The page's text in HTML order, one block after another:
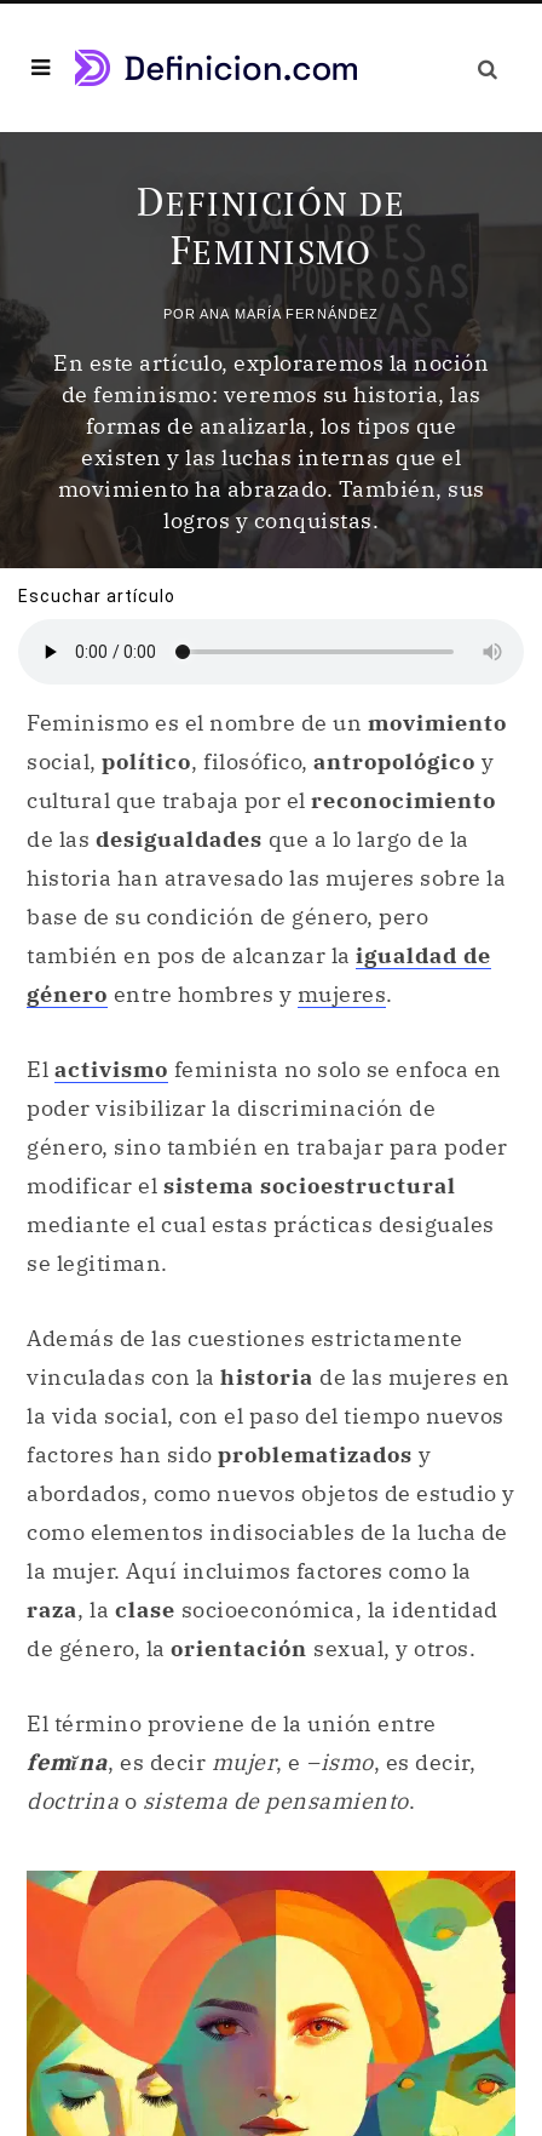
DEFINICIÓN DE
FEMINISMO
PORANA MARÍA FERNÁNDEZ
En este artículo, exploraremos la noción
de feminismo: veremos su historia, las
formas de analizarla, los tipos que
existen y las luchas internas que el
movimiento ha abrazado. También, sus
logros y conquistas.
Escuchar artículo
Feminismo es el nombre de un movimiento
social, político, filosófico, antropológico y
cultural que trabaja por el reconocimiento
de las desigualdades que a lo largo de la
historia han atravesado las mujeres sobre la
base de su condición de género, pero
también en pos de alcanzar la igualdad de
género entre hombres y mujeres.
El activismo feminista no solo se enfoca en
poder visibilizar la discriminación de
género, sino también en trabajar para poder
modificar el sistema socioestructural
mediante el cual estas prácticas desiguales
se legitiman.
Además de las cuestiones estrictamente
vinculadas con la historia de las mujeres en
la vida social, con el paso del tiempo nuevos
factores han sido problematizados y
abordados, como nuevos objetos de estudio y
como elementos indisociables de la lucha de
la mujer. Aquí incluimos factores como la
raza, la clase socioeconómica, la identidad
de género, la orientación sexual, y otros.
El término proviene de la unión entre
femĭna, es decir mujer, e –ismo, es decir,
doctrina o sistema de pensamiento.